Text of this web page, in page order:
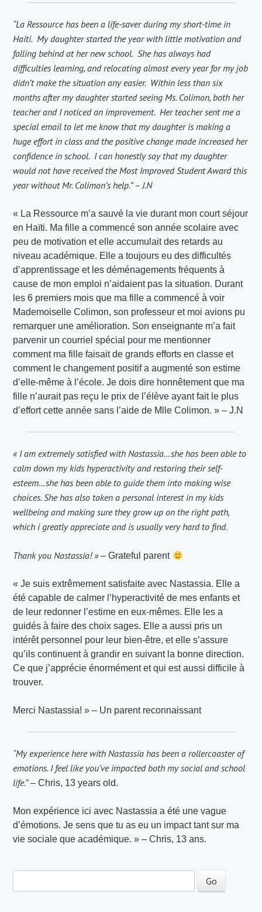
“La Ressource has been a life-saver during my short-time in
Haiti. My daughter started the year with little motivation and
falling behind at her new school. She has always had
difficulties learning, and relocating almost every year for my job
didn’t make the situation any easier. Within less than six
months after my daughter started seeing Ms. Colimon, both her
teacher and I noticed an improvement. Her teacher sent me a
special email to let me know that my daughter is making a
huge effort in class and the positive change made increased her
confidence in school. I can honestly say that my daughter
would not have received the Most Improved Student Award this
year without Mr. Colimon’s help.” – J.N
« La Ressource m’a sauvé la vie durant mon court séjour
en Haïti. Ma fille a commencé son année scolaire avec
peu de motivation et elle accumulait des retards au
niveau académique. Elle a toujours eu des difficultés
d’apprentissage et les déménagements fréquents à
cause de mon emploi n’aidaient pas la situation. Durant
les 6 premiers mois que ma fille a commencé à voir
Mademoiselle Colimon, son professeur et moi avions pu
remarquer une amélioration. Son enseignante m’a fait
parvenir un courriel spécial pour me mentionner
comment ma fille faisait de grands efforts en classe et
comment le changement positif a augmenté son estime
d’elle-même à l’école. Je dois dire honnêtement que ma
fille n’aurait pas reçu le prix de l’élève ayant fait le plus
d’effort cette année sans l’aide de Mlle Colimon. » – J.N
« I am extremely satisfied with Nastassia…she has been able to
calm down my kids hyperactivity and restoring their self-
esteem…she has been able to guide them into making wise
choices. She has also taken a personal interest in my kids
wellbeing and making sure they grow up on the right path,
which i greatly appreciate and is usually very hard to find.
Thank you Nastassia! »– Grateful parent
« Je suis extrêmement satisfaite avec Nastassia. Elle a
été capable de calmer l’hyperactivité de mes enfants et
de leur redonner l’estime en eux-mêmes. Elle les a
guidés à faire des choix sages. Elle a aussi pris un
intérêt personnel pour leur bien-être, et elle s’assure
qu’ils continuent à grandir en suivant la bonne direction.
Ce que j’apprécie énormément et qui est aussi difficile à
trouver.
Merci Nastassia! » – Un parent reconnaissant
“My experience here with Nastassia has been a rollercoaster of
emotions. I feel like you’ve impacted both my social and school
life.”– Chris, 13 years old.
Mon expérience ici avec Nastassia a été une vague
d’émotions. Je sens que tu as eu un impact tant sur ma
vie sociale que académique. » – Chris, 13 ans.